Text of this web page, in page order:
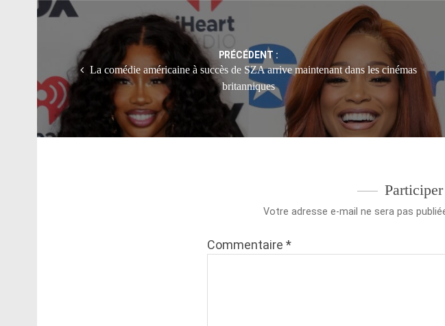
Post
PRÉCÉDENT :
La comédie américaine à succès de SZA arrive maintenant dans les cinémas
britanniques
Votre adresse e-mail ne sera pas
Commentaire *